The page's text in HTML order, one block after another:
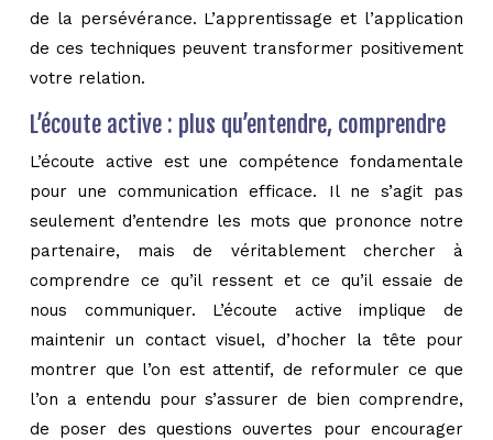
de la persévérance. L’apprentissage et l’application
de ces techniques peuvent transformer positivement
votre relation.
L’écoute active : plus qu’entendre, comprendre
L’écoute active est une compétence fondamentale
pour une communication efficace. Il ne s’agit pas
seulement d’entendre les mots que prononce notre
partenaire, mais de véritablement chercher à
comprendre ce qu’il ressent et ce qu’il essaie de
nous communiquer. L’écoute active implique de
maintenir un contact visuel, d’hocher la tête pour
montrer que l’on est attentif, de reformuler ce que
l’on a entendu pour s’assurer de bien comprendre,
de poser des questions ouvertes pour encourager